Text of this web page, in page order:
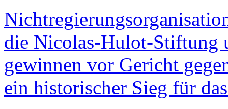
die Nicolas-Hulot-Stiftung
gewinnen vor Gericht
ein historischer Sieg für